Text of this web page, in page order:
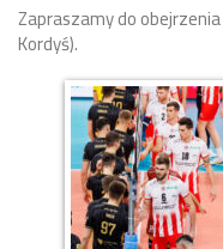
Zapraszamy do
Kordyś).